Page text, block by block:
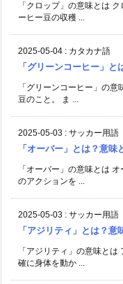
「クロップ」の意味とは
ーヒー豆の収穫 ...
2025-05-04 : カタカナ語
「グリーンコーヒー」と
「グリーンコーヒー」の
豆のこと。 ま ...
2025-05-03 : サッカー用語
「オーバー」とは？意味
「オーバー」の意味とは
のアクションを ...
2025-05-03 : サッカー用語
「アジリティ」とは？意
「アジリティ」の意味と
確に身体を動か ...